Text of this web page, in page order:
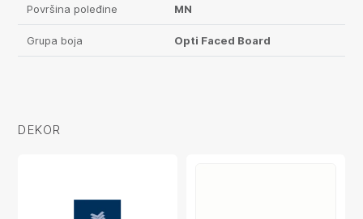
Površina poleđine MN
Grupa boja Opti Faced Board
DEKOR